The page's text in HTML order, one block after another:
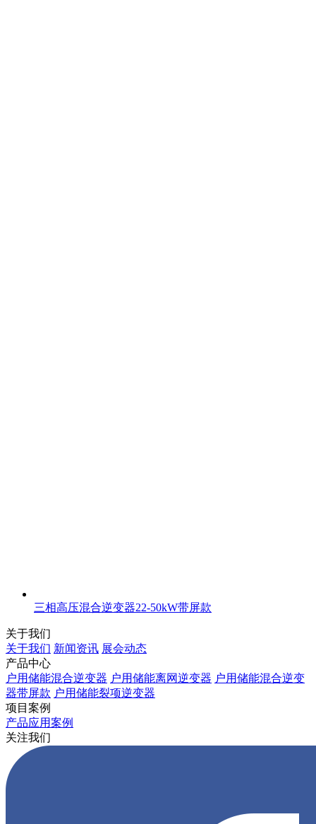
三相高压混合逆变器22-50kW带屏款
关于我们
关于我们 新闻资讯 展会动态
产品中心
户用储能混合逆变器 户用储能离网逆变器 户用储能混合逆变
器带屏款 户用储能裂项逆变器
项目案例
产品应用案例
关注我们